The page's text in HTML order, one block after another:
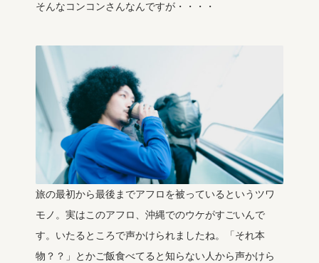
そんなコンコンさんなんですが・・・・
旅の最初から最後までアフロを被っているというツワ
モノ。実はこのアフロ、沖縄でのウケがすごいんで
す。いたるところで声かけられましたね。「それ本
物？？」とかご飯食べてると知らない人から声かけら